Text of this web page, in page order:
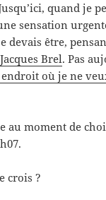
quand je
sensation
devais être,
Brel. Pas
endroit où je ne
au moment de
crois ?